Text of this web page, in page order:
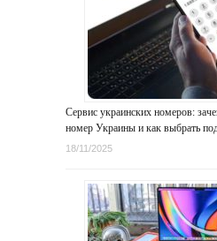
Сервис украинских номеров:
номер Украины и как выбрать
18/11/2025